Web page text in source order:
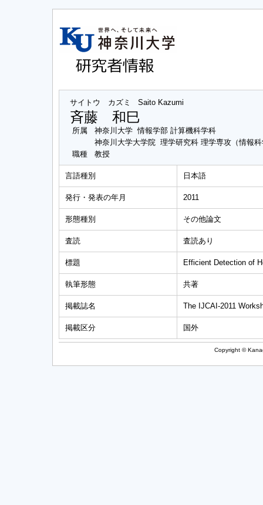
サイトウ カズミ Saito Kazumi
斉藤 和巳
所属
神奈川大学 情報学部 計算機科学科
神奈川大学大学院 理学研究科 理学専攻（情報
職種
教授
言語種別 日本語
発行・発表の年月 2011
形態種別 その他論文
査読 査読あり
標題 Efficient Detection of
執筆形態 共著
掲載誌名 The IJCAI-2011
掲載区分 国外
Copyright ©